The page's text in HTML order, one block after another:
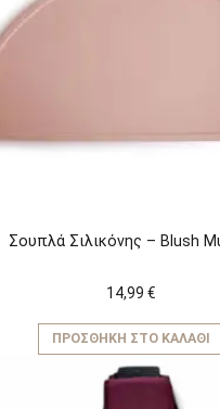
Σουπλά Σιλικόνης – Blush
14,99 €
ΠΡΟΣΘΉΚΗ ΣΤΟ ΚΑΛΆΘΙ